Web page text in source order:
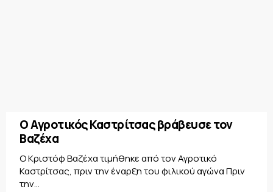
Ο Αγροτικός Καστρίτσας βράβευσε τον
Βαζέχα
Ο Κριστόφ Βαζέχα τιμήθηκε από τον Αγροτικό
Καστρίτσας, πριν την έναρξη του φιλικού αγώνα Πριν
την...